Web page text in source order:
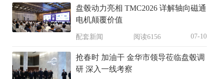
盘毂动力亮相 TMC2026 详解轴向磁通
电机颠覆价值
配套新闻 阅读6156 07-10
抢春时 加油干 金华市领导莅临盘毂调
研 深入一线考察